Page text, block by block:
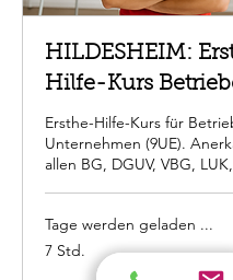
HILDESHEIM:
Hilfe-Kurs
Ersthe-Hilfe-Kurs für
Unternehmen (9UE).
allen BG, DGUV, VBG,
Tage werden geladen ...
7 Std.